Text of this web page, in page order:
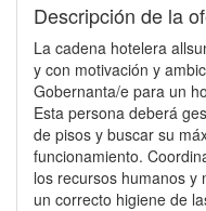
Descripción de la
La cadena hotelera
y con motivación y
Gobernanta/e para un
Esta persona deberá
de pisos y buscar su
funcionamiento.
los recursos humanos y
un correcto higiene de